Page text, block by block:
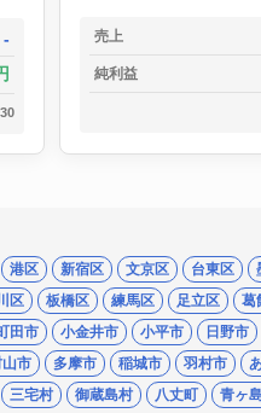
- 売上
純利益
港区 新宿区 文京区 台東区
区 板橋区 練馬区 足立区 葛
田市 小金井市 小平市 日野市
市 多摩市 稲城市 羽村市
三宅村 御蔵島村 八丈町 青ヶ